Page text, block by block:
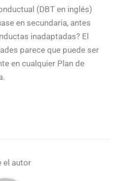
(DBT en inglés)
en secundaria, antes
inadaptadas? El
parece que puede ser
en cualquier Plan de
el autor